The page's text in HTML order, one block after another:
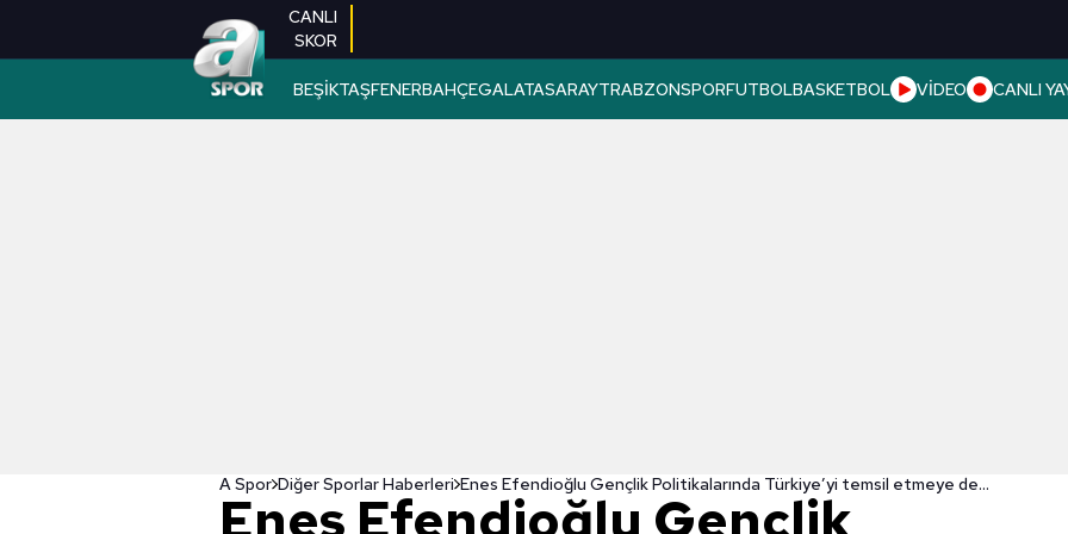
CANLI
SKOR
BEŞİKTAŞFENERBAHÇEGALATASARAYTRABZONSPORFUTBOLBASKETBOL VİDEO CANLI
A Spor Diğer Sporlar Haberleri Enes Efendioğlu Gençlik Politikalarında Türkiye’yi temsil etmeye devam edecek!
Enes Efendioğlu Gençlik